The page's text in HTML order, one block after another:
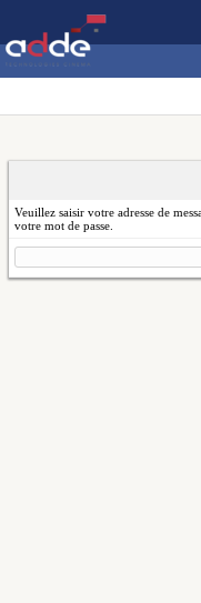
Veuillez saisir votre adresse de
votre mot de passe.